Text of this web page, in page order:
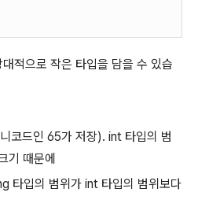
적으로 작은 타입을 담을 수 있습
코드인 65가 저장). int 타입의 범
기 때문에
입의 범위가 int 타입의 범위보다